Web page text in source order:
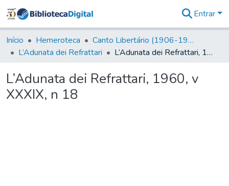
&
Coleções
Tudo na
Digital
Entrar
Início Hemeroteca
Canto Libertário (1906-1995)
L’Adunata dei Refrattari
L’Adunata dei Refrattari, 1960, v XXXIX, n 18
L’Adunata dei Refrattari, 1960, v
XXXIX, n 18